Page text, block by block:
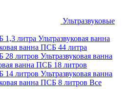
Ультразвуковые
1,3 литра Ультразвуковая ванна
ванна ПСБ 44 литра
28 литров Ультразвуковая ванна
ванна ПСБ 18 литров
14 литров Ультразвуковая ванна
ванна ПСБ 8 литров Все